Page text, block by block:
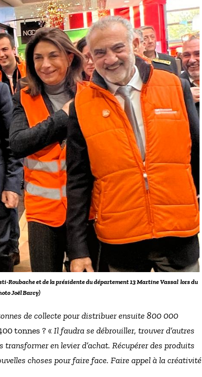
Roubache et de la présidente du département 13 Martine Vassal lors du
Joël Barcy)
de collecte pour distribuer ensuite 800 000
tonnes ? « Il faudra se débrouiller, trouver d’autres
en levier d’achat. Récupérer des produits
choses pour faire face. Faire appel à la créativité